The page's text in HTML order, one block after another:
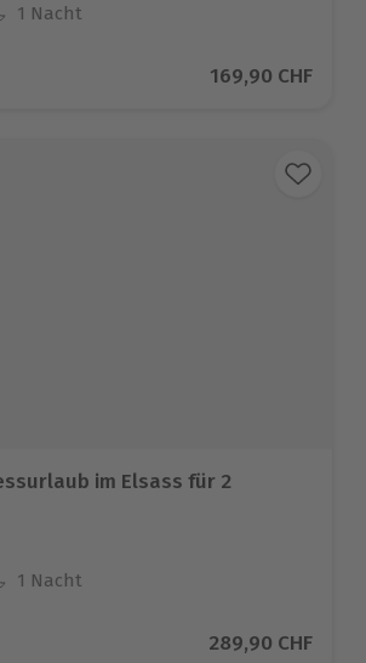
1 Nacht
basierend auf 12 Bewertungen
Aktueller Preis
169,90 CHF
im Elsass für 2
1 Nacht
Aktueller Preis
289,90 CHF